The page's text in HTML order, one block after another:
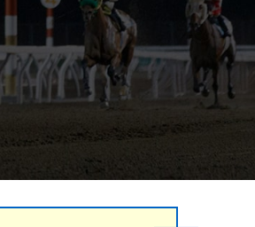
公共の交通機関でのご来場